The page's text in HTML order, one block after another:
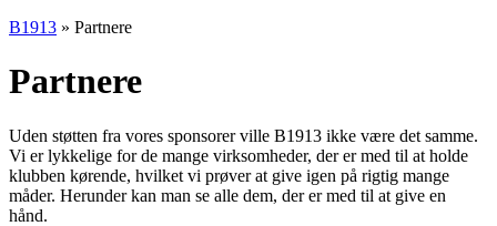
B1913 » Partnere
Partnere
Uden støtten fra vores sponsorer ville B1913 ikke være det samme.
Vi er lykkelige for de mange virksomheder, der er med til at holde
klubben kørende, hvilket vi prøver at give igen på rigtig mange
måder. Herunder kan man se alle dem, der er med til at give en
hånd.